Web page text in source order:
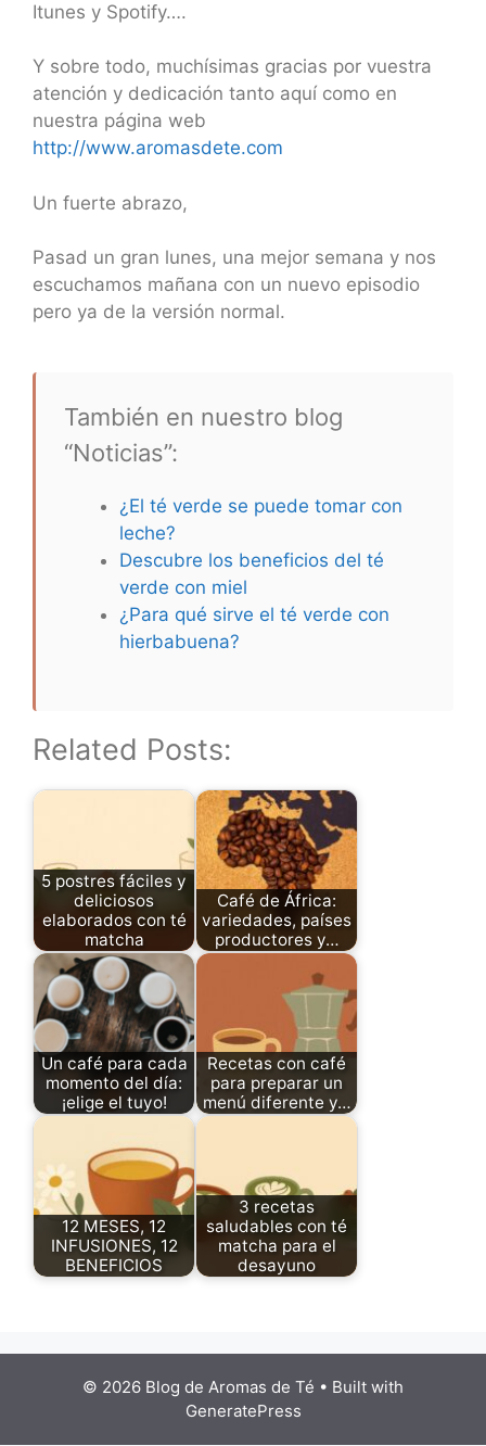
Itunes y Spotify….
Y sobre todo, muchísimas gracias por vuestra
atención y dedicación tanto aquí como en
nuestra página web
http://www.aromasdete.com
Un fuerte abrazo,
Pasad un gran lunes, una mejor semana y nos
escuchamos mañana con un nuevo episodio
pero ya de la versión normal.
También en nuestro blog
“Noticias”:
¿El té verde se puede tomar con
leche?
Descubre los beneficios del té
verde con miel
¿Para qué sirve el té verde con
hierbabuena?
Related Posts:
5 postres fáciles y
deliciosos
elaborados con té
matcha
Café de África:
variedades, países
productores y…
Un café para cada
momento del día:
¡elige el tuyo!
Recetas con café
para preparar un
menú diferente y…
12 MESES, 12
INFUSIONES, 12
BENEFICIOS
3 recetas
saludables con té
matcha para el
desayuno
© 2026 Blog de Aromas de Té • Built with
GeneratePress